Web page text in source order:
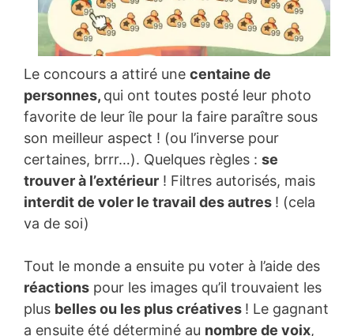
Le concours a attiré une centaine de
personnes, qui ont toutes posté leur photo
favorite de leur île pour la faire paraître sous
son meilleur aspect ! (ou l’inverse pour
certaines, brrr…). Quelques règles : se
trouver à l’extérieur ! Filtres autorisés, mais
interdit de voler le travail des autres ! (cela
va de soi)
Tout le monde a ensuite pu voter à l’aide des
réactions pour les images qu’il trouvaient les
plus belles ou les plus créatives ! Le gagnant
a ensuite été déterminé au nombre de voix,